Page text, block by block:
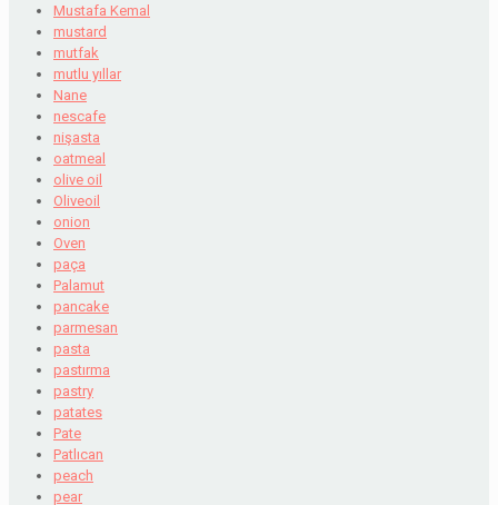
Mustafa Kemal
mustard
mutfak
mutlu yıllar
Nane
nescafe
nişasta
oatmeal
olive oil
Oliveoil
onion
Oven
paça
Palamut
pancake
parmesan
pasta
pastırma
pastry
patates
Pate
Patlıcan
peach
pear